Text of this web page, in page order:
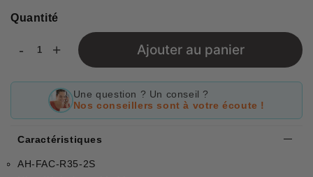
Quantité
- + Ajouter au panier
Une question ? Un conseil ?
Nos conseillers sont à votre écoute !
Caractéristiques
AH-FAC-R35-2S